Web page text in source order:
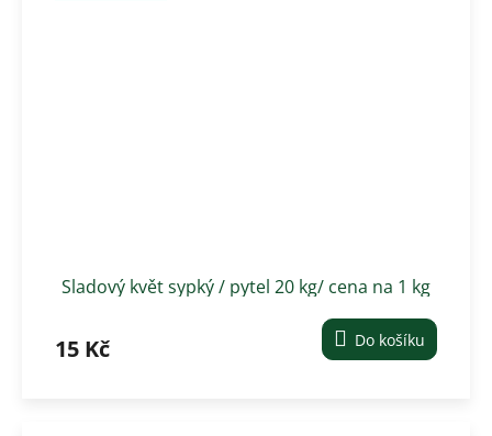
Sladový květ sypký / pytel 20 kg/ cena na 1 kg
15 Kč Do košíku